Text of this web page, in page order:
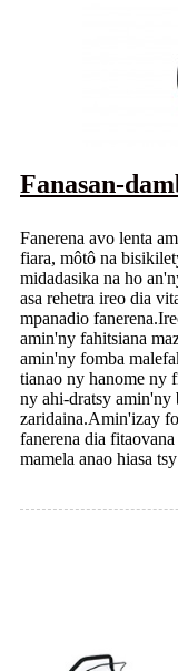
Fanasan-
Fanerena avo lenta
fiara, môtô na
midadasika na ho
asa rehetra ireo dia
mpanadio
amin'ny fahitsiana
amin'ny fomba
tianao ny hanome ny
ny ahi-dratsy amin'ny
zaridaina.Amin'izay
fanerena dia
mamela anao hiasa